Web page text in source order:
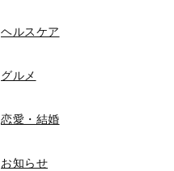
ヘルスケア
グルメ
恋愛・結婚
お知らせ